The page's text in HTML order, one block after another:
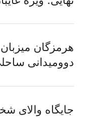
هرمزگان
دوومیدانی
جایگاه والای